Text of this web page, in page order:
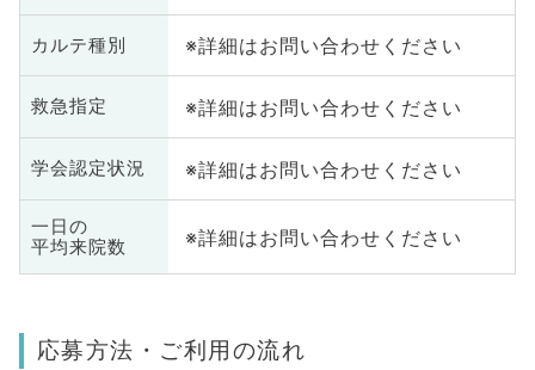
カルテ種別 ※詳細はお問い合わせください
救急指定 ※詳細はお問い合わせください
学会認定状況 ※詳細はお問い合わせください
一日の
平均来院数
※詳細はお問い合わせください
応募方法・ご利用の流れ